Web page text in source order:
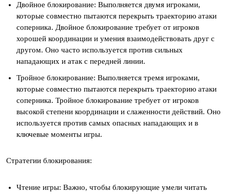
Двойное блокирование: Выполняется двумя игроками,
которые совместно пытаются перекрыть траекторию атаки
соперника. Двойное блокирование требует от игроков
хорошей координации и умения взаимодействовать друг с
другом. Оно часто используется против сильных
нападающих и атак с передней линии.
Тройное блокирование: Выполняется тремя игроками,
которые совместно пытаются перекрыть траекторию атаки
соперника. Тройное блокирование требует от игроков
высокой степени координации и слаженности действий. Оно
используется против самых опасных нападающих и в
ключевые моменты игры.
Стратегии блокирования:
Чтение игры: Важно, чтобы блокирующие умели читать